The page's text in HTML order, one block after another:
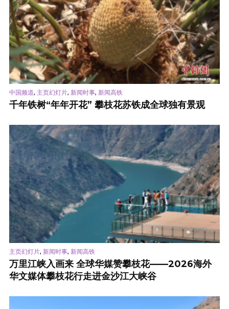
中国频道, 主页幻灯片, 新闻时事, 新闻高铁
千年铁树“年年开花” 攀枝花苏铁成全球独有景观
主页幻灯片, 新闻时事, 新闻高铁
万里江峡入画来 全球华媒赞攀枝花——2026海外
华文媒体攀枝花行走进金沙江大峡谷